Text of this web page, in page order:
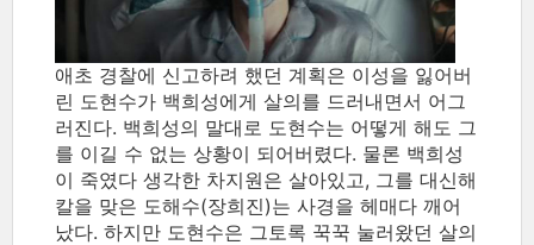
애초 경찰에 신고하려 했던 계획은 이성을 잃어버
린 도현수가 백희성에게 살의를 드러내면서 어그
러진다. 백희성의 말대로 도현수는 어떻게 해도 그
를 이길 수 없는 상황이 되어버렸다. 물론 백희성
이 죽였다 생각한 차지원은 살아있고, 그를 대신해
칼을 맞은 도해수(장희진)는 사경을 헤매다 깨어
났다. 하지만 도현수은 그토록 꾹꾹 눌러왔던 살의